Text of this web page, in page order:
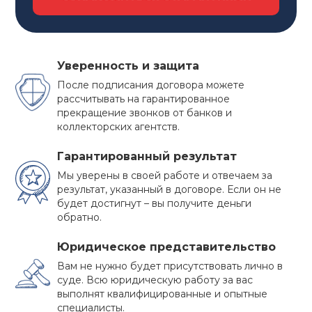
ПРЕИМУЩЕСТВА
БАНКРОТСТВА
Многие должники не решаются на такой
ответственный шаг как признание собственного
Уверенность и защита
После подписания договора можете
рассчитывать на гарантированное
прекращение звонков от банков и
коллекторских агентств.
Гарантированный результат
Мы уверены в своей работе и отвечаем за
результат, указанный в договоре. Если он не
будет достигнут – вы получите деньги
обратно.
Юридическое представительство
Вам не нужно будет присутствовать лично в
суде. Всю юридическую работу за вас
выполнят квалифицированные и опытные
специалисты.